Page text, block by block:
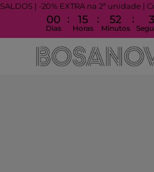
SALDOS | -20% EXTRA na 2ª unidade |
00
Dias
: 15
Horas
: 52
Minutos
: